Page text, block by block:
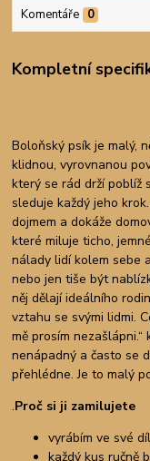
Komentáře 0
Kompletní
Boloňský psík je malý,
klidnou, vyrovnanou
který se rád drží poblíž
sleduje každý jeho
dojmem a dokáže
které miluje ticho,
nálady lidí kolem sebe
nebo jen tiše být
něj dělají ideálního
vztahu se svými lidmi.
mě prosím
nenápadný a často se
přehlédne. Je to malý
.Proč si ji zamilujete
vyrábím ve své
každý kus ručně